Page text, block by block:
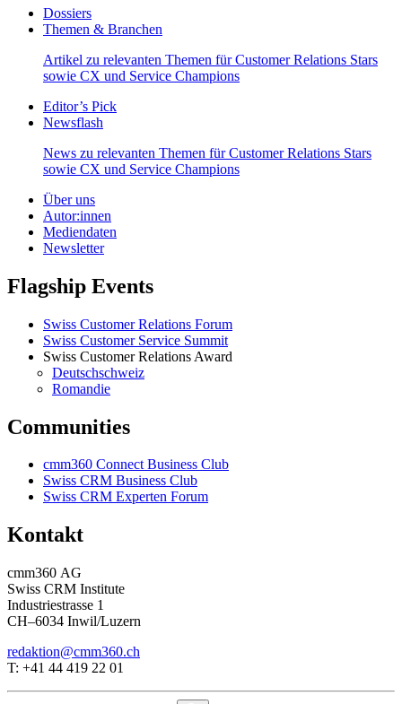
Dossiers
Themen & Branchen
Artikel zu relevanten Themen für Customer Relations Stars
sowie CX und Service Champions
Editor’s Pick
Newsflash
News zu relevanten Themen für Customer Relations Stars
sowie CX und Service Champions
Über uns
Autor:innen
Mediendaten
Newsletter
Flagship Events
Swiss Customer Relations Forum
Swiss Customer Service Summit
Swiss Customer Relations Award
Deutschschweiz
Romandie
Communities
cmm360 Connect Business Club
Swiss CRM Business Club
Swiss CRM Experten Forum
Kontakt
cmm360 AG
Swiss CRM Institute
Industriestrasse 1
CH–6034 Inwil/Luzern
redaktion@cmm360.ch
T: +41 44 419 22 01